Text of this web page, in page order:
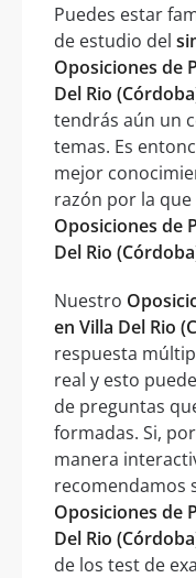
Puedes estar
de estudio del
Oposiciones de
Del Rio
tendrás aún un
temas. Es
mejor
razón por la
Oposiciones de
Del Rio
Nuestro
en Villa Del Rio
respuesta
real y esto
de preguntas
formadas. Si,
manera
recomendamos
Oposiciones de
Del Rio
de los test de